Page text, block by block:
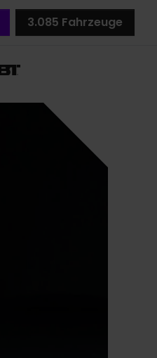
Fahrzeuge
3.085